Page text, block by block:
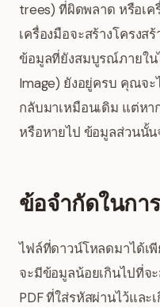
trees) ที่ผิดพลาด หรือเ
เครื่องมือจะสร้างโครงส
ข้อมูลที่ยังสมบูรณ์ภายใน
Image) ยังอยู่ครบ คุณจะ
กลับมาเหมือนเดิม แต่ห
หรือหายไป ข้อมูลส่วนนั้
ข้อจำกัดในกา
ไฟล์ที่ดาวน์โหลดมาได้เพี
จะมีข้อมูลน้อยเกินไปที่จ
PDF ที่ใส่รหัสผ่านไว้และ